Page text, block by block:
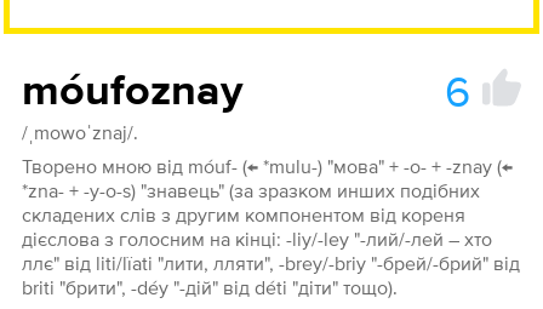
móufoznay 6
/ˌmowoˈznaj/.
Творено мною від móuf- (← *mulu-) "мова" + -o- + -znay (←
*zna- + -y-o-s) "знавець" (за зразком инших подібних
складених слів з другим компонентом від кореня
дієслова з голосним на кінці: -liy/-ley "-лий/-лей – хто
ллє" від liti/lïati "лити, лляти", -brey/-briy "-брей/-брий" від
briti "брити", -déy "-дій" від déti "діти" тощо).